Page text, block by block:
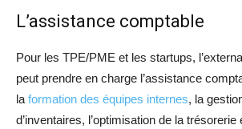
L’assistance comptable
Pour les TPE/PME et les startups,
peut prendre en charge l’assistance
la formation des équipes internes, la
d’inventaires, l’optimisation de la trésorerie